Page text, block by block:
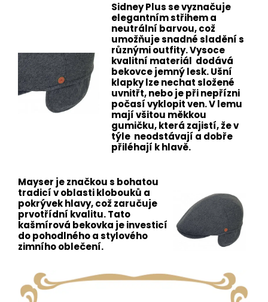
Sidney Plus se vyznačuje
elegantním střihem a
neutrální barvou, což
umožňuje snadné sladění s
různými outfity. Vysoce
kvalitní materiál dodává
bekovce jemný lesk. Ušní
klapky lze nechat složené
uvnitřt, nebo je při nepřízni
počasí vyklopit ven. V lemu
mají všitou měkkou
gumičku, která zajistí, že v
týle neodstávají a dobře
přiléhají k hlavě.
Mayser je značkou s bohatou
tradicí v oblasti klobouků a
pokrývek hlavy, což zaručuje
prvotřídní kvalitu. Tato
kašmírová bekovka je investicí
do pohodlného a stylového
zimního oblečení.